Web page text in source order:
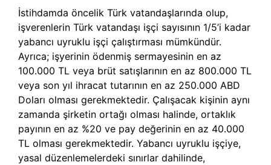
İstihdamda öncelik Türk vatandaşlarında olup,
işverenlerin Türk vatandaşı işçi sayısının 1/5’i kadar
yabancı uyruklu işçi çalıştırması mümkündür.
Ayrıca; işyerinin ödenmiş sermayesinin en az
100.000 TL veya brüt satışlarının en az 800.000 TL
veya son yıl ihracat tutarının en az 250.000 ABD
Doları olması gerekmektedir. Çalışacak kişinin aynı
zamanda şirketin ortağı olması halinde, ortaklık
payının en az %20 ve pay değerinin en az 40.000
TL olması gerekmektedir. Yabancı uyruklu işçiye,
yasal düzenlemelerdeki sınırlar dahilinde,